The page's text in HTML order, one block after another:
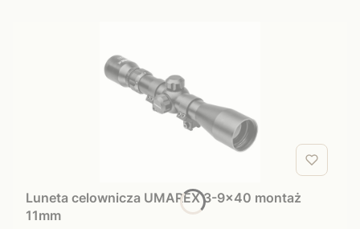
Luneta celownicza UMAREX 3-9x40 montaż
11mm